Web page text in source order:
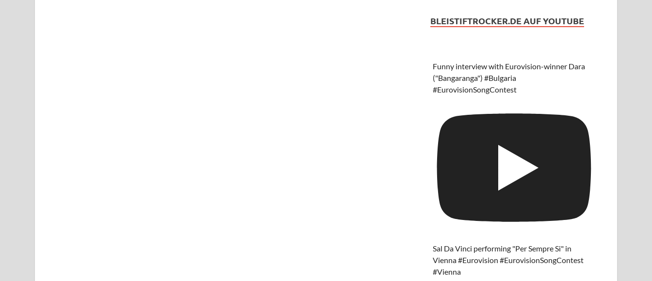
BLEISTIFTROCKER.DE AUF YOUTUBE
Funny interview with Eurovision-winner Dara
("Bangaranga") #Bulgaria
#EurovisionSongContest
Sal Da Vinci performing "Per Sempre Si" in
Vienna #Eurovision #EurovisionSongContest
#Vienna